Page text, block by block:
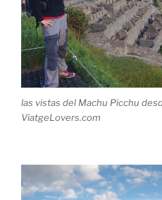
las vistas del Machu Picchu
ViatgeLovers.com